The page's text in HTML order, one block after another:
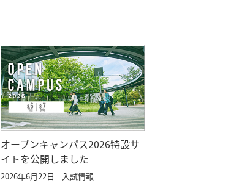
オープンキャンパス2026特設サ
イトを公開しました
2026年6月22日 入試情報